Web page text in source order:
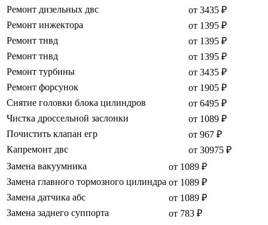
Ремонт дизельных двс
от 3435 ₽
Ремонт инжектора
от 1395 ₽
Ремонт тнвд
от 1395 ₽
Ремонт тнвд
от 1395 ₽
Ремонт турбины
от 3435 ₽
Ремонт форсунок
от 1905 ₽
Снятие головки блока цилиндров
от 6495 ₽
Чистка дроссельной заслонки
от 1089 ₽
Почистить клапан егр
от 967 ₽
Капремонт двс
от 30975 ₽
Замена вакуумника
от 1089 ₽
Замена главного тормозного цилиндра от 1089 ₽
Замена датчика абс
от 1089 ₽
Замена заднего суппорта
от 783 ₽